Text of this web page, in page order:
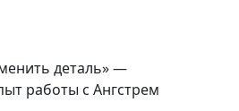
деталь» —
работы с Ангстрем